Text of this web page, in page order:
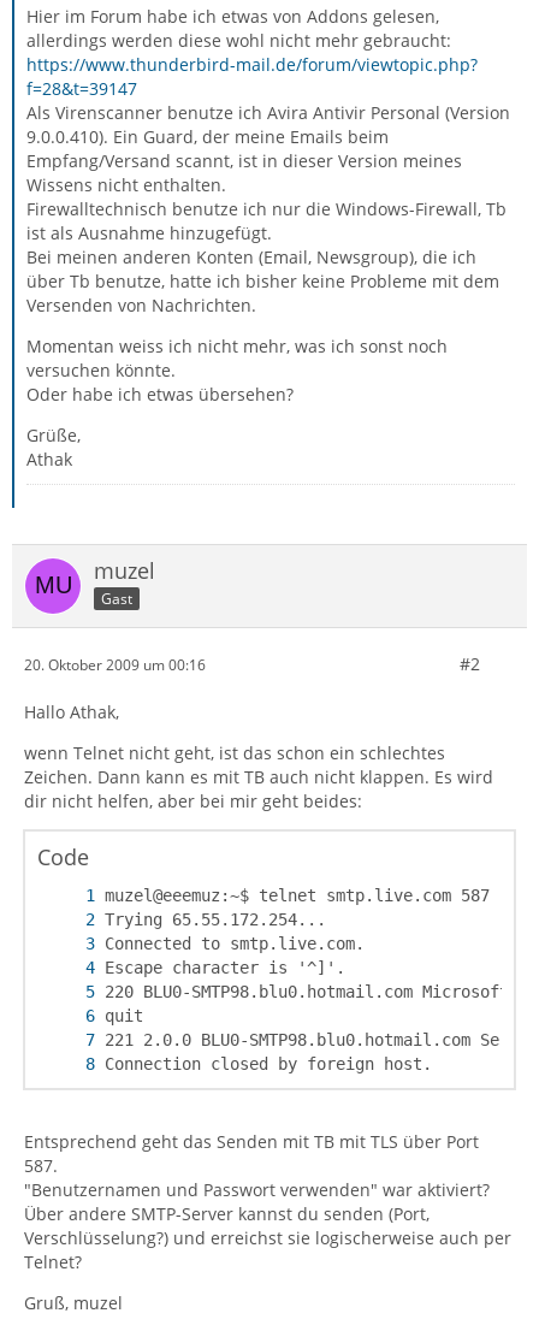
Hier im Forum habe ich etwas von Addons gelesen,
allerdings werden diese wohl nicht mehr gebraucht:
https://www.thunderbird-mail.de/forum/viewtopic.php?
f=28&t=39147
Als Virenscanner benutze ich Avira Antivir Personal (Version
9.0.0.410). Ein Guard, der meine Emails beim
Empfang/Versand scannt, ist in dieser Version meines
Wissens nicht enthalten.
Firewalltechnisch benutze ich nur die Windows-Firewall, Tb
ist als Ausnahme hinzugefügt.
Bei meinen anderen Konten (Email, Newsgroup), die ich
über Tb benutze, hatte ich bisher keine Probleme mit dem
Versenden von Nachrichten.
Momentan weiss ich nicht mehr, was ich sonst noch
versuchen könnte.
Oder habe ich etwas übersehen?
Grüße,
Athak
muzel
Gast
20. Oktober 2009 um 00:16 #2
Hallo Athak,
wenn Telnet nicht geht, ist das schon ein schlechtes
Zeichen. Dann kann es mit TB auch nicht klappen. Es wird
dir nicht helfen, aber bei mir geht beides:
Code
Connection closed by foreign host.
Entsprechend geht das Senden mit TB mit TLS über Port
587.
"Benutzernamen und Passwort verwenden" war aktiviert?
Über andere SMTP-Server kannst du senden (Port,
Verschlüsselung?) und erreichst sie logischerweise auch per
Telnet?
Gruß, muzel